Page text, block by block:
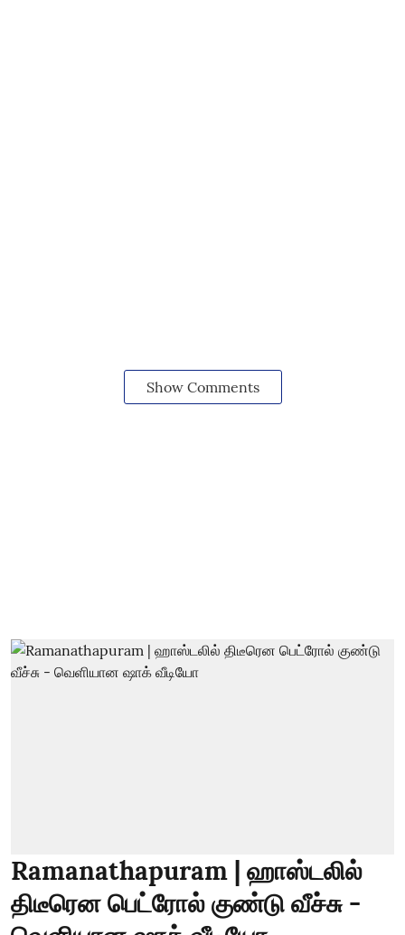
Show Comments
Ramanathapuram | ஹாஸ்டலில்
திடீரென பெட்ரோல் குண்டு வீச்சு -